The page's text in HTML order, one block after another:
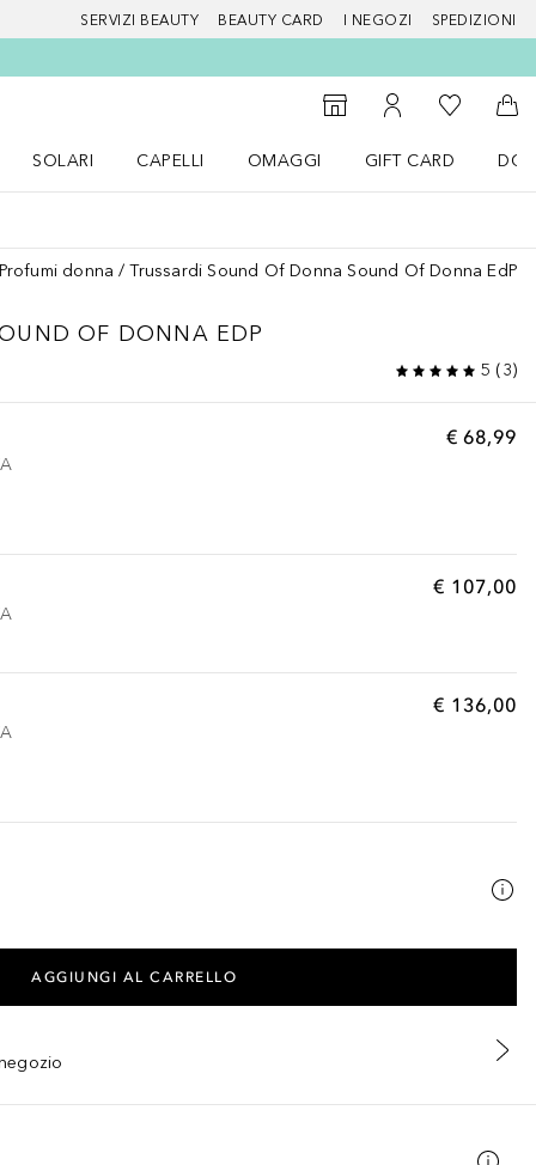
SERVIZI BEAUTY BEAUTY CARD I NEGOZI SPEDIZIONI
StorefinderAl Mio Account
Alla Mia
Al
SOLARI
CAPELLI
OMAGGI
GIFT CARD
Profumi donna Trussardi Sound Of Donna Sound Of Donna EdP
OF DONNA EDP
5 (3)
€ 68,99
€ 107,00
€ 136,00
AGGIUNGI AL CARRELLO